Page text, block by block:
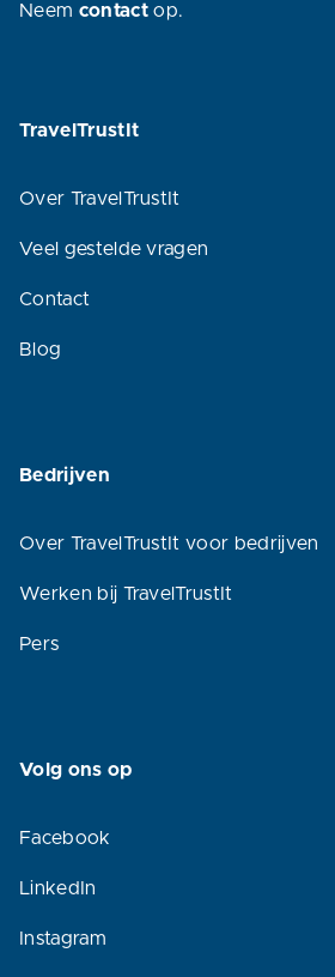
Neem contact op.
TravelTrustIt
Over TravelTrustIt
Veel gestelde vragen
Contact
Blog
Bedrijven
Over TravelTrustIt voor bedrijven
Werken bij TravelTrustIt
Pers
Volg ons op
Facebook
LinkedIn
Instagram